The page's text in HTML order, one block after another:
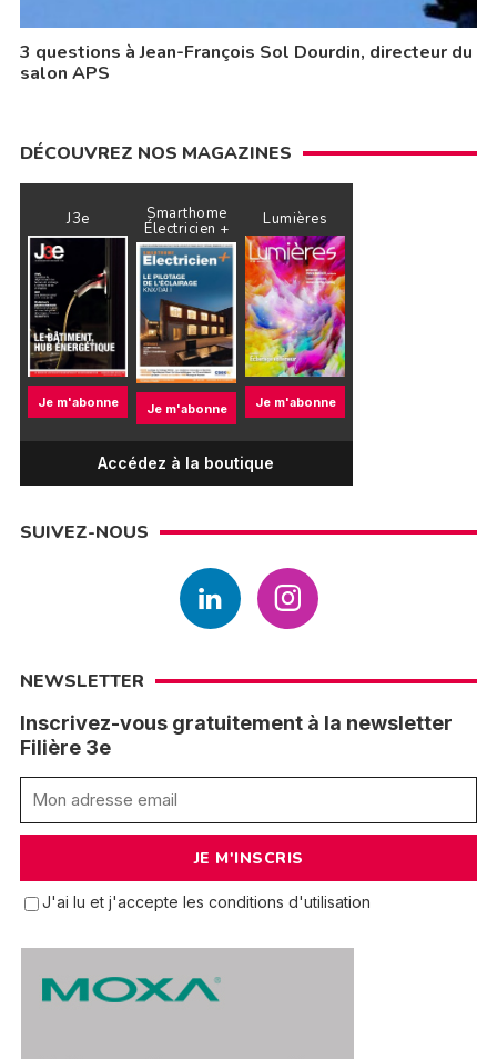
3 questions à Jean-François Sol Dourdin, directeur du
salon APS
DÉCOUVREZ NOS MAGAZINES
J3e
Je m'abonne
Smarthome
Électricien +
Je m'abonne
Lumières
Je m'abonne
Accédez à la boutique
SUIVEZ-NOUS
NEWSLETTER
Inscrivez-vous gratuitement à la newsletter
Filière 3e
J'ai lu et j'accepte les conditions d'utilisation